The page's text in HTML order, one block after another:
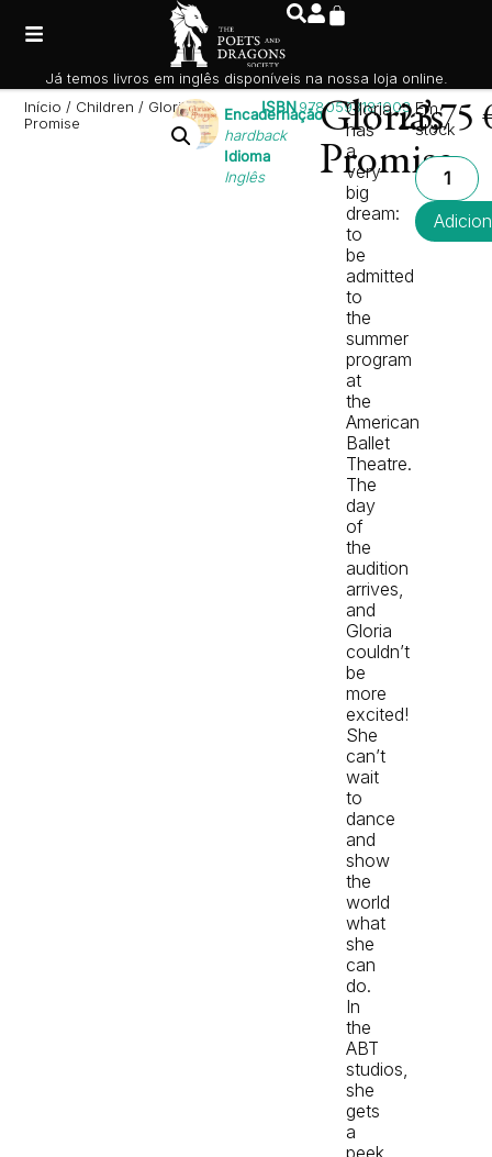
Início / Children / Gloria’s
Promise
Encadernação
hardback
Idioma
Inglês
ISBN9780593181003
Gloria’s
Promise
Gloria
has
a
very
big
dream:
to
be
admitted
to
the
summer
program
at
the
American
Ballet
Theatre.
The
day
of
the
audition
arrives,
and
Gloria
couldn’t
be
more
excited!
She
can’t
wait
to
dance
and
show
the
world
what
she
can
do.
In
the
ABT
studios,
she
gets
a
peek
23,75
Em
stock
Já temos livros em inglês disponíveis na nossa loja online.